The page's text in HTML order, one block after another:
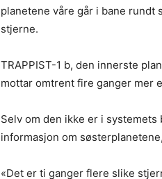
planetene våre går i bane rundt
stjerne.
TRAPPIST-1 b, den innerste
mottar omtrent fire ganger mer
Selv om den ikke er i
informasjon om
«Det er ti ganger flere slike